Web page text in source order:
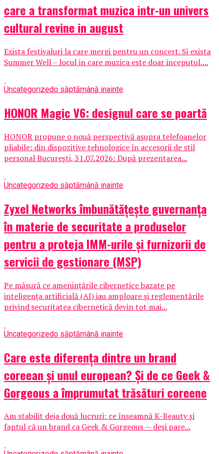
care a transformat muzica intr-un univers
cultural revine in august
Exista festivaluri la care mergi pentru un concert. Si exista
Summer Well – locul in care muzica este doar inceputul....
Uncategorizedo săptămână inainte
HONOR Magic V6: designul care se poartă
HONOR propune o nouă perspectivă asupra telefoanelor
pliabile: din dispozitive tehnologice în accesorii de stil
personal București, 31.07.2026: După prezentarea...
Uncategorizedo săptămână inainte
Zyxel Networks îmbunătățește guvernanța
în materie de securitate a produselor
pentru a proteja IMM-urile și furnizorii de
servicii de gestionare (MSP)
Pe măsură ce amenințările cibernetice bazate pe
inteligența artificială (AI) iau amploare și reglementările
privind securitatea cibernetică devin tot mai...
Uncategorizedo săptămână inainte
Care este diferența dintre un brand
coreean și unul european? Și de ce Geek &
Gorgeous a împrumutat trăsături coreene
Am stabilit deja două lucruri: ce înseamnă K-Beauty și
faptul că un brand ca Geek & Gorgeous — deși pare...